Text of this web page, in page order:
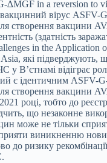
∆MGF in a reversion to
вірус ASFV-
створення вакцини
(здатність
in the Application
які підверджують,
у В’єтнамі відіграє
є ідентичним ASFV-
створення вакцини
році, тобто до
що незаконне
може не тільки
виникненню
до ризику